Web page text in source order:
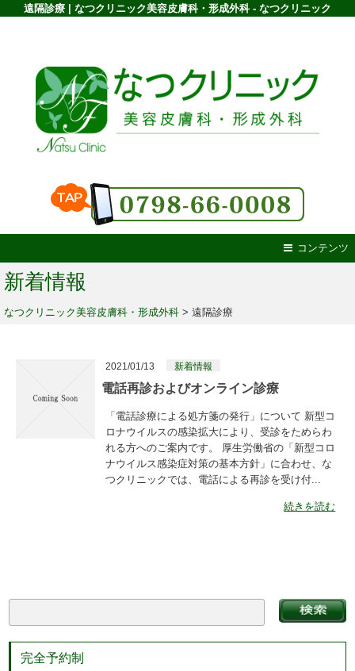
遠隔診療 | なつクリニック美容皮膚科・形成外科 - なつクリニック
コンテンツ
新着情報
なつクリニック美容皮膚科・形成外科 > 遠隔診療
2021/01/13 新着情報
電話再診およびオンライン診療
「電話診療による処方箋の発行」について 新型コ
ロナウイルスの感染拡大により、受診をためらわ
れる方へのご案内です。 厚生労働省の「新型コロ
ナウイルス感染症対策の基本方針」に合わせ、な
つクリニックでは、電話による再診を受け付...
続きを読む
完全予約制